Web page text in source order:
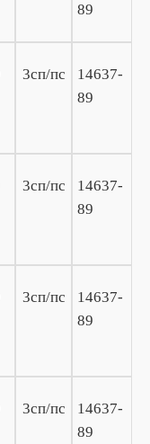
89
3сп/пс
14637-
89
3сп/пс
14637-
89
3сп/пс
14637-
89
3сп/пс
14637-
89